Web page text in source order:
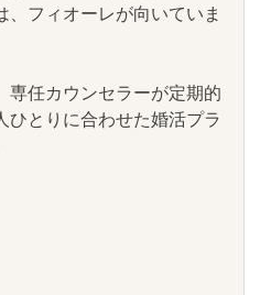
フィオーレが向いていま
専任カウンセラーが定期的
ひとりに合わせた婚活プラ